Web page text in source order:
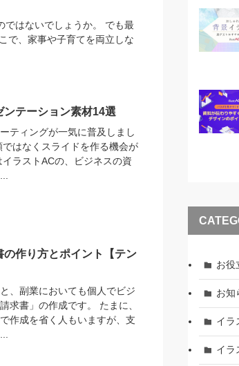
ではないでしょうか。 でも最
で、家事や子育てを両立しな
ンテーション素材14選
ティングが一気に普及しまし
はなくスライドを作る機会が
ラストACの、ビジネスの資
作り方とポイント【テン
、副業においても個人でビジ
求書」の作成です。 たまに、
作成を省く人もいますが、支
お役
お知
イラ
イラ